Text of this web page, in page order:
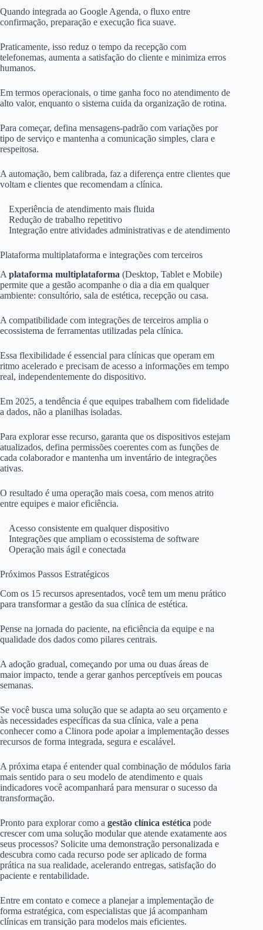
Quando integrada ao Google Agenda, o fluxo entre
confirmação, preparação e execução fica suave.
Praticamente, isso reduz o tempo da recepção com
telefonemas, aumenta a satisfação do cliente e minimiza erros
humanos.
Em termos operacionais, o time ganha foco no atendimento de
alto valor, enquanto o sistema cuida da organização de rotina.
Para começar, defina mensagens-padrão com variações por
tipo de serviço e mantenha a comunicação simples, clara e
respeitosa.
A automação, bem calibrada, faz a diferença entre clientes que
voltam e clientes que recomendam a clínica.
Experiência de atendimento mais fluida
Redução de trabalho repetitivo
Integração entre atividades administrativas e de atendimento
Plataforma multiplataforma e integrações com terceiros
A plataforma multiplataforma (Desktop, Tablet e Mobile)
permite que a gestão acompanhe o dia a dia em qualquer
ambiente: consultório, sala de estética, recepção ou casa.
A compatibilidade com integrações de terceiros amplia o
ecossistema de ferramentas utilizadas pela clínica.
Essa flexibilidade é essencial para clínicas que operam em
ritmo acelerado e precisam de acesso a informações em tempo
real, independentemente do dispositivo.
Em 2025, a tendência é que equipes trabalhem com fidelidade
a dados, não a planilhas isoladas.
Para explorar esse recurso, garanta que os dispositivos estejam
atualizados, defina permissões coerentes com as funções de
cada colaborador e mantenha um inventário de integrações
ativas.
O resultado é uma operação mais coesa, com menos atrito
entre equipes e maior eficiência.
Acesso consistente em qualquer dispositivo
Integrações que ampliam o ecossistema de software
Operação mais ágil e conectada
Próximos Passos Estratégicos
Com os 15 recursos apresentados, você tem um menu prático
para transformar a gestão da sua clínica de estética.
Pense na jornada do paciente, na eficiência da equipe e na
qualidade dos dados como pilares centrais.
A adoção gradual, começando por uma ou duas áreas de
maior impacto, tende a gerar ganhos perceptíveis em poucas
semanas.
Se você busca uma solução que se adapta ao seu orçamento e
às necessidades específicas da sua clínica, vale a pena
conhecer como a Clinora pode apoiar a implementação desses
recursos de forma integrada, segura e escalável.
A próxima etapa é entender qual combinação de módulos faria
mais sentido para o seu modelo de atendimento e quais
indicadores você acompanhará para mensurar o sucesso da
transformação.
Pronto para explorar como a gestão clínica estética pode
crescer com uma solução modular que atende exatamente aos
seus processos? Solicite uma demonstração personalizada e
descubra como cada recurso pode ser aplicado de forma
prática na sua realidade, acelerando entregas, satisfação do
paciente e rentabilidade.
Entre em contato e comece a planejar a implementação de
forma estratégica, com especialistas que já acompanham
clínicas em transição para modelos mais eficientes.